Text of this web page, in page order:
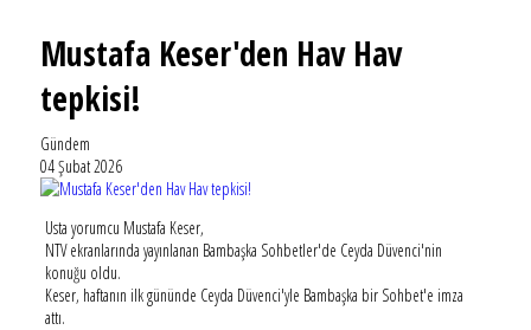
Mustafa Keser'den Hav Hav
tepkisi!
Gündem
04 Şubat 2026
Usta yorumcu Mustafa Keser,
NTV ekranlarında yayınlanan Bambaşka Sohbetler'de Ceyda Düvenci'nin
konuğu oldu.
Keser, haftanın ilk gününde Ceyda Düvenci'yle Bambaşka bir Sohbet'e imza
attı.